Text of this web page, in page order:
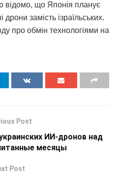
відомо, що Японія планує
дрони замість ізраїльських.
про обмін технологіями на
Post
ИИ-дронов над
месяцы
Post